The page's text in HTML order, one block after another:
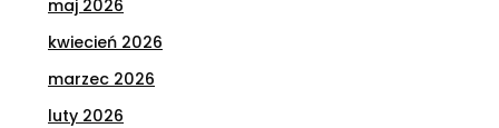
maj 2026
kwiecień 2026
marzec 2026
luty 2026